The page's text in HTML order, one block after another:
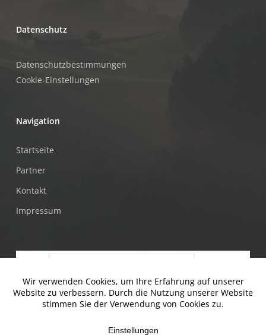
Datenschutz
Datenschutzbestimmungen
Cookie-Einstellungen
Navigation
Startseite
Partner
Kontakt
Impressum